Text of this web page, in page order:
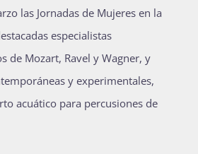
las Jornadas de Mujeres en la
especialistas
de Mozart, Ravel y Wagner, y
y experimentales,
acuático para percusiones de